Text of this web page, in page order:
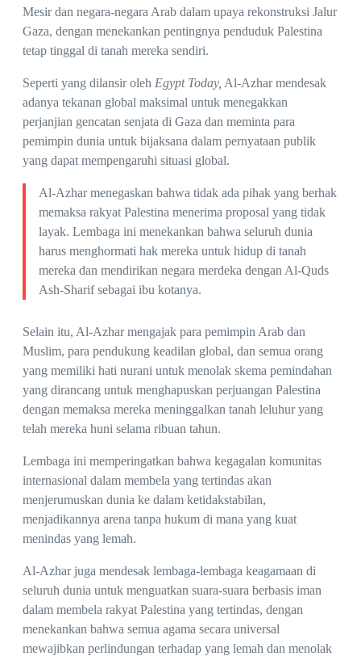
Mesir dan negara-negara Arab dalam upaya rekonstruksi Jalur
Gaza, dengan menekankan pentingnya penduduk Palestina
tetap tinggal di tanah mereka sendiri.
Seperti yang dilansir oleh Egypt Today, Al-Azhar mendesak
adanya tekanan global maksimal untuk menegakkan
perjanjian gencatan senjata di Gaza dan meminta para
pemimpin dunia untuk bijaksana dalam pernyataan publik
yang dapat mempengaruhi situasi global.
Al-Azhar menegaskan bahwa tidak ada pihak yang berhak
memaksa rakyat Palestina menerima proposal yang tidak
layak. Lembaga ini menekankan bahwa seluruh dunia
harus menghormati hak mereka untuk hidup di tanah
mereka dan mendirikan negara merdeka dengan Al-Quds
Ash-Sharif sebagai ibu kotanya.
Selain itu, Al-Azhar mengajak para pemimpin Arab dan
Muslim, para pendukung keadilan global, dan semua orang
yang memiliki hati nurani untuk menolak skema pemindahan
yang dirancang untuk menghapuskan perjuangan Palestina
dengan memaksa mereka meninggalkan tanah leluhur yang
telah mereka huni selama ribuan tahun.
Lembaga ini memperingatkan bahwa kegagalan komunitas
internasional dalam membela yang tertindas akan
menjerumuskan dunia ke dalam ketidakstabilan,
menjadikannya arena tanpa hukum di mana yang kuat
menindas yang lemah.
Al-Azhar juga mendesak lembaga-lembaga keagamaan di
seluruh dunia untuk menguatkan suara-suara berbasis iman
dalam membela rakyat Palestina yang tertindas, dengan
menekankan bahwa semua agama secara universal
mewajibkan perlindungan terhadap yang lemah dan menolak